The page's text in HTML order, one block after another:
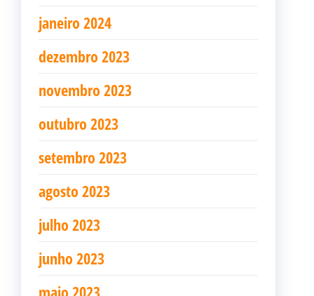
janeiro 2024
dezembro 2023
novembro 2023
outubro 2023
setembro 2023
agosto 2023
julho 2023
junho 2023
maio 2023